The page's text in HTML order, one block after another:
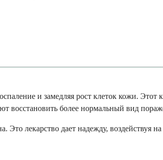
и замедляя рост клеток кожи. Этот
восстановить более нормальный вид
лекарство дает надежду, воздействуя